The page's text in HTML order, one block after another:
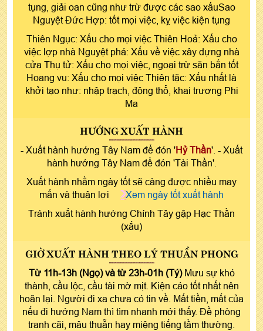
tụng, giải oan cũng như trừ được các sao xấuSao
Nguyệt Đức Hợp: tốt mọi việc, kỵ việc kiện tụng
Thiên Ngục: Xấu cho mọi việc Thiên Hoả: Xấu cho
việc lợp nhà Nguyệt phá: Xấu về việc xây dựng nhà
cửa Thụ tử: Xấu cho mọi việc, ngoại trừ săn bắn tốt
Hoang vu: Xấu cho mọi việc Thiên tặc: Xấu nhất là
khởi tạo như: nhập trạch, động thổ, khai trương Phi
Ma
HƯỚNG XUẤT HÀNH
- Xuất hành hướng Tây Nam để đón 'Hỷ Thần'. - Xuất
hành hướng Tây Nam để đón 'Tài Thần'.
Xuất hành nhằm ngày tốt sẽ càng được nhiều may
mắn và thuận lợi
Xem ngày tốt xuất hành
Tránh xuất hành hướng Chính Tây gặp Hạc Thần
(xấu)
GIỜ XUẤT HÀNH THEO LÝ THUẦN PHONG
Từ 11h-13h (Ngọ) và từ 23h-01h (Tý) Mưu sự khó
thành, cầu lộc, cầu tài mờ mịt. Kiện cáo tốt nhất nên
hoãn lại. Người đi xa chưa có tin về. Mất tiền, mất của
nếu đi hướng Nam thì tìm nhanh mới thấy. Đề phòng
tranh cãi, mâu thuẫn hay miệng tiếng tầm thường.